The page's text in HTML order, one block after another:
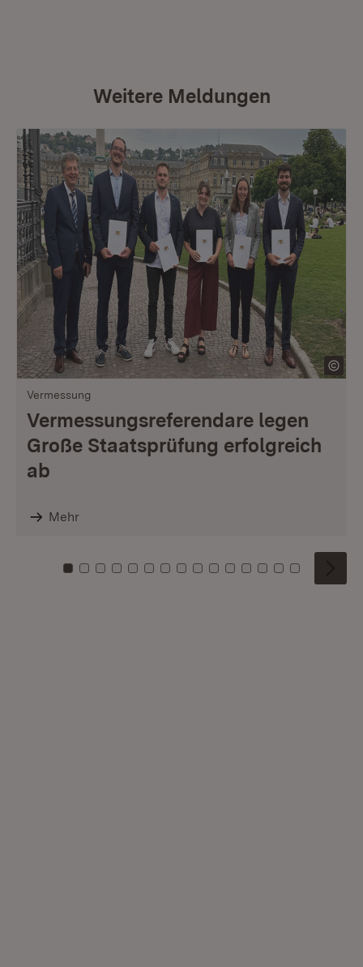
Weitere Meldungen
Vermessung
Vermessungsreferendare legen
Große Staatsprüfung erfolgreich
ab
Mehr
Zu Kachel: 0
Zu Kachel: 1
Zu Kachel: 2
Zu Kachel: 3
Zu Kachel: 4
Zu Kachel: 5
Zu Kachel: 6
Zu Kachel: 7
Zu Kachel: 8
Zu Kachel: 9
Zu Kachel: 10
Zu Kachel: 11
Zu Kachel: 12
Zu Kachel:
Zu